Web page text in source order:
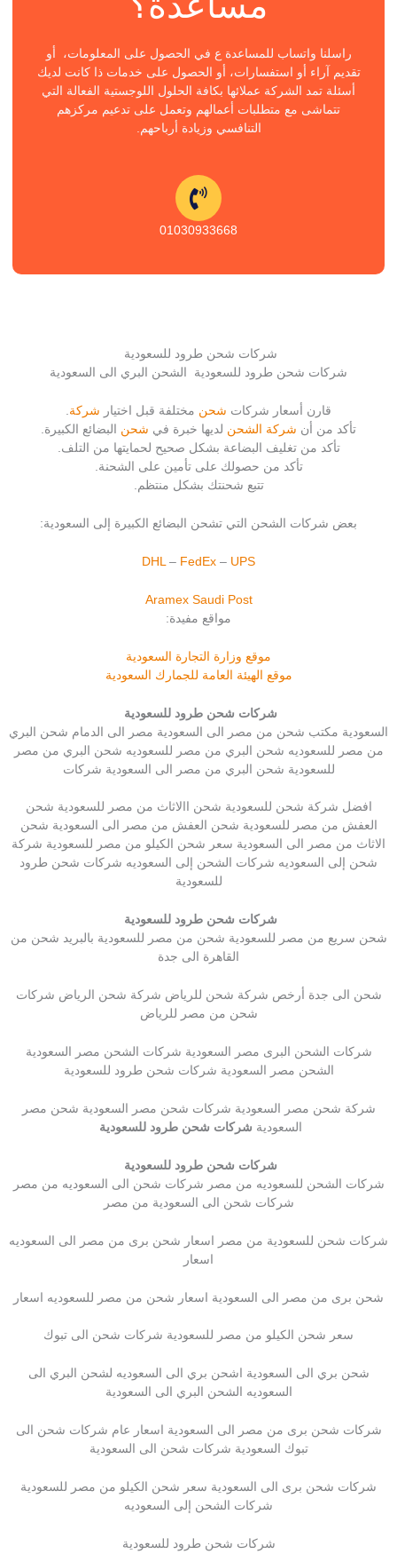
راسلنا واتساب للمساعدة ع في الحصول على المعلومات، أو
تقديم آراء أو استفسارات، أو الحصول على خدمات ذا كانت لديك
أسئلة تمد الشركة عملائها بكافة الحلول اللوجستية الفعالة التي
تتماشى مع متطلبات أعمالهم وتعمل على تدعيم مركزهم
التنافسي وزيادة أرباحهم.
01030933668
شركات شحن طرود للسعودية
شركات شحن طرود للسعودية الشحن البري الى السعودية
قارن أسعار شركات شحن مختلفة قبل اختيار شركة.
تأكد من أن شركة الشحن لديها خبرة في شحن البضائع الكبيرة.
تأكد من تغليف البضاعة بشكل صحيح لحمايتها من التلف.
تأكد من حصولك على تأمين على الشحنة.
تتبع شحنتك بشكل منتظم.
بعض شركات الشحن التي تشحن البضائع الكبيرة إلى السعودية:
DHL – FedEx – UPS
Aramex Saudi Post
مواقع مفيدة:
موقع وزارة التجارة السعودية
موقع الهيئة العامة للجمارك السعودية
شركات شحن طرود للسعودية
السعودية مكتب شحن من مصر الى السعودية مصر الى الدمام شحن البري
من مصر للسعوديه شحن البري من مصر للسعوديه شحن البري من مصر
للسعودية شحن البري من مصر الى السعودية شركات
افضل شركة شحن للسعودية شحن االاثاث من مصر للسعودية شحن
العفش من مصر للسعودية شحن العفش من مصر الى السعودية شحن
الاثاث من مصر الى السعودية سعر شحن الكيلو من مصر للسعودية شركة
شحن إلى السعوديه شركات الشحن إلى السعوديه شركات شحن طرود
للسعودية
شركات شحن طرود للسعودية
شحن سريع من مصر للسعودية شحن من مصر للسعودية بالبريد شحن من
القاهرة الى جدة
شحن الى جدة أرخص شركة شحن للرياض شركة شحن الرياض شركات
شحن من مصر للرياض
شركات الشحن البرى مصر السعودية شركات الشحن مصر السعودية
الشحن مصر السعودية شركات شحن طرود للسعودية
شركة شحن مصر السعودية شركات شحن مصر السعودية شحن مصر
السعودية شركات شحن طرود للسعودية
شركات شحن طرود للسعودية
شركات الشحن للسعوديه من مصر شركات شحن الى السعوديه من مصر
شركات شحن الى السعودية من مصر
شركات شحن للسعودية من مصر اسعار شحن برى من مصر الى السعوديه
اسعار
شحن برى من مصر الى السعودية اسعار شحن من مصر للسعوديه اسعار
سعر شحن الكيلو من مصر للسعودية شركات شحن الى تبوك
شحن بري الى السعودية اشحن بري الى السعوديه لشحن البري الى
السعوديه الشحن البري الى السعودية
شركات شحن برى من مصر الى السعودية اسعار عام شركات شحن الى
تبوك السعودية شركات شحن الى السعودية
شركات شحن برى الى السعودية سعر شحن الكيلو من مصر للسعودية
شركات الشحن إلى السعوديه
شركات شحن طرود للسعودية